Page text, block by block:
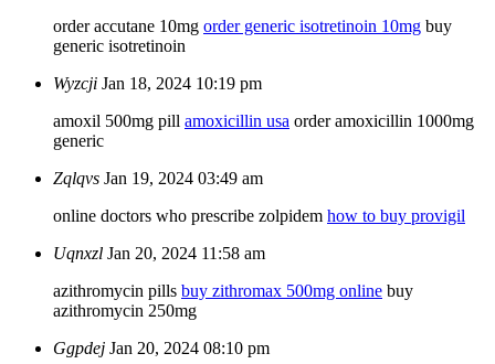
order accutane 10mg order generic isotretinoin 10mg buy
generic isotretinoin
Wyzcji Jan 18, 2024 10:19 pm
amoxil 500mg pill amoxicillin usa order amoxicillin 1000mg
generic
Zqlqvs Jan 19, 2024 03:49 am
online doctors who prescribe zolpidem how to buy provigil
Uqnxzl Jan 20, 2024 11:58 am
azithromycin pills buy zithromax 500mg online buy
azithromycin 250mg
Ggpdej Jan 20, 2024 08:10 pm